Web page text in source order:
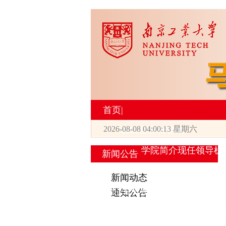
首页|
2026世界杯官网
学院简介现任领导机
研究生培养
学生活
2026-08-08 04:00:13 星期六
新闻公告
新闻动态
通知公告